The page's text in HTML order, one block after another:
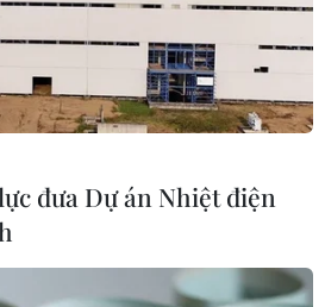
đưa Dự án Nhiệt điện